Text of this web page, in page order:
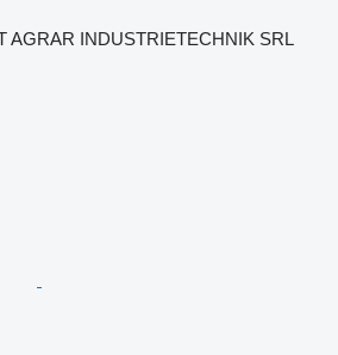
AGRAR INDUSTRIETECHNIK SRL